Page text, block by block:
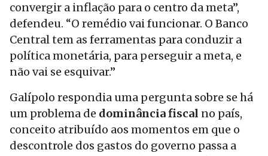
convergir a inflação para o centro da meta”,
defendeu. “O remédio vai funcionar. O Banco
Central tem as ferramentas para conduzir a
política monetária, para perseguir a meta, e
não vai se esquivar.”
Galípolo respondia uma pergunta sobre se há
um problema de dominância fiscal no país,
conceito atribuído aos momentos em que o
descontrole dos gastos do governo passa a